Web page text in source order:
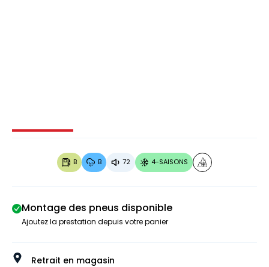
Image 1 sur 3
B B 72 4-SAISONS
Montage des pneus disponible
Ajoutez la prestation depuis votre panier
Retrait en magasin